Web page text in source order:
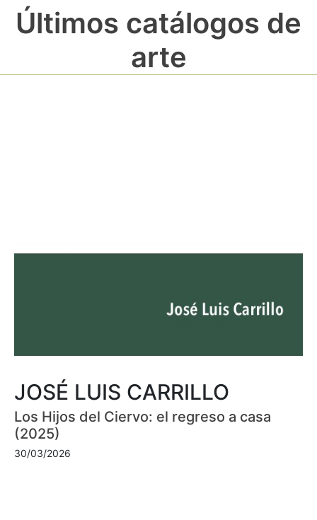
Últimos catálogos de
arte
JOSÉ LUIS CARRILLO
Los Hijos del Ciervo: el regreso a casa
(2025)
30/03/2026